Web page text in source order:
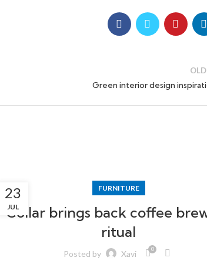
Green interior design
23
JUL
FURNITURE
Collar brings back coffee
ritual
Posted by Xavi 0